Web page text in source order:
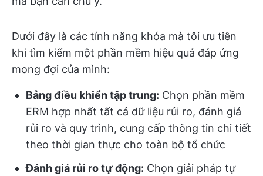
Dưới đây là các tính năng khóa mà tôi ưu tiên
khi tìm kiếm một phần mềm hiệu quả đáp ứng
mong đợi của mình:
Bảng điều khiển tập trung: Chọn phần mềm
ERM hợp nhất tất cả dữ liệu rủi ro, đánh giá
rủi ro và quy trình, cung cấp thông tin chi tiết
theo thời gian thực cho toàn bộ tổ chức
Đánh giá rủi ro tự động: Chọn giải pháp tự